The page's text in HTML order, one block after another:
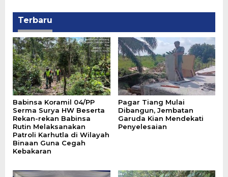
Terbaru
Babinsa Koramil 04/PP
Serma Surya HW Beserta
Rekan-rekan Babinsa
Rutin Melaksanakan
Patroli Karhutla di Wilayah
Binaan Guna Cegah
Kebakaran
Pagar Tiang Mulai
Dibangun, Jembatan
Garuda Kian Mendekati
Penyelesaian